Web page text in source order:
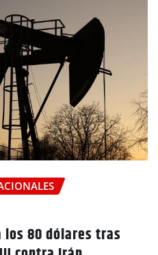
los 80 dólares tras